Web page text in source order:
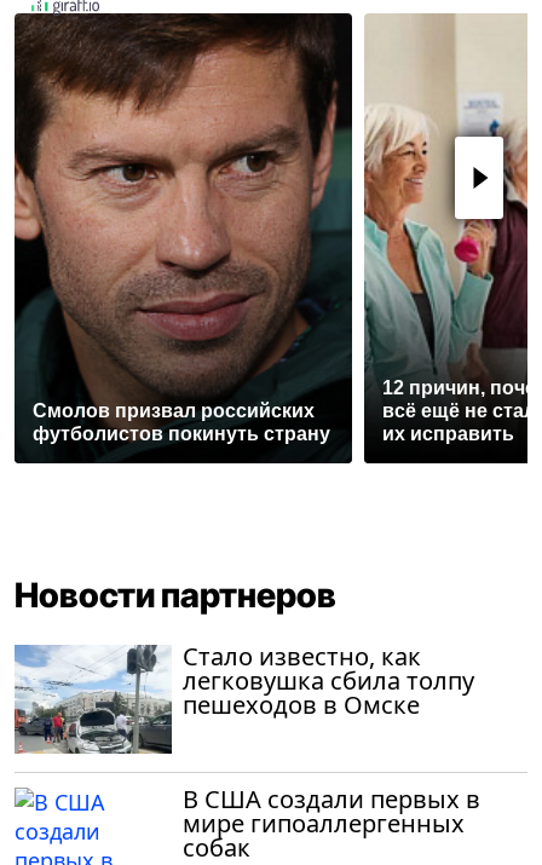
Смолов призвал российских
футболистов покинуть страну
12 причин,
всё ещё не
их исправить
Новости партнеров
Стало известно, как
легковушка сбила толпу
пешеходов в Омске
В США создали первых в
мире гипоаллергенных
собак